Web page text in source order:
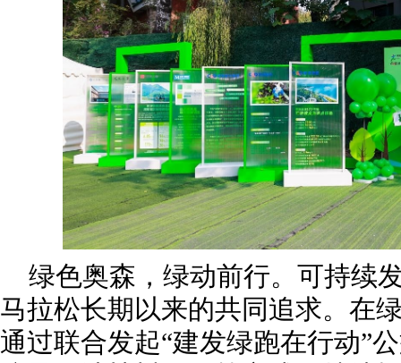
绿色奥森，绿动前行。可持续
马拉松长期以来的共同追求。在
通过联合发起“建发绿跑在行动”